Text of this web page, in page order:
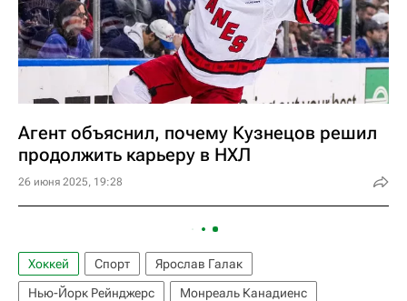
Агент объяснил, почему Кузнецов решил
продолжить карьеру в НХЛ
26 июня 2025, 19:28
Хоккей Спорт
Ярослав Галак
Нью-Йорк Рейнджерс
Монреаль Канадиенс